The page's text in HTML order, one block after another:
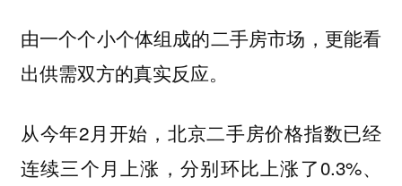
由一个个小个体组成的二手房市场，更能看
出供需双方的真实反应。
从今年2月开始， 北京二手房价格指数已经
连续三个月上涨 ，分别环比上涨了0.3%、